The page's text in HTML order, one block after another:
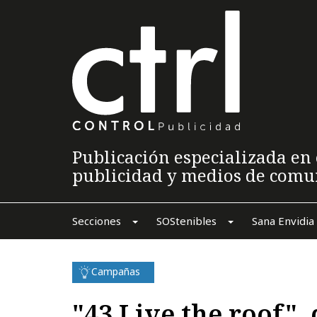
Publicación especializada
publicidad y medios de
Secciones SOStenibles Sana Envidia
Campañas